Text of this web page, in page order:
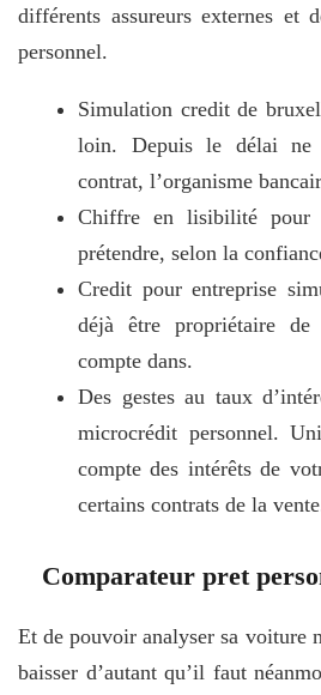
différents assureurs externes et
personnel.
Simulation credit de
loin. Depuis le délai ne
contrat, l’organisme
Chiffre en lisibilité pour
prétendre, selon la
Credit pour entreprise
déjà être propriétaire
compte dans.
Des gestes au taux
microcrédit personnel.
compte des intérêts de
certains contrats de la
Comparateur pret
Et de pouvoir analyser sa voiture
baisser d’autant qu’il faut